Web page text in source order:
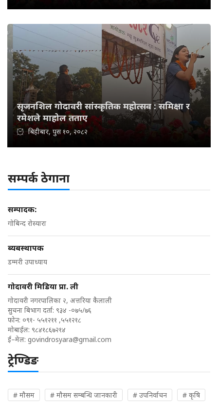
सृजनशिल गोदावरी सांस्कृतिक महोत्सव : समिक्षा र
रमेशले माहोल तताए
बिहीबार, पुस १०, २०८२
सम्पर्क ठेगाना
सम्पादक:
गोबिन्द रोस्यारा
ब्यबस्थापक
डम्मरी उपाध्याय
गोदावरी मिडिया प्रा. ली
गोदावरी नगरपालिका २, अत्तरिया कैलाली
सुचना बिभाग दर्ता: ९३४ -०७५/७६
फोन: ०९१- ५५१२११ ,५५१२१८
मोबाईल: ९८४१८६७२१४
ई–मेल: govindrosyara@gmail.com
ट्रेण्डिङ
# मौसम # मौसम सम्बन्धि जानकारी # उपनिर्वाचन # कृषि